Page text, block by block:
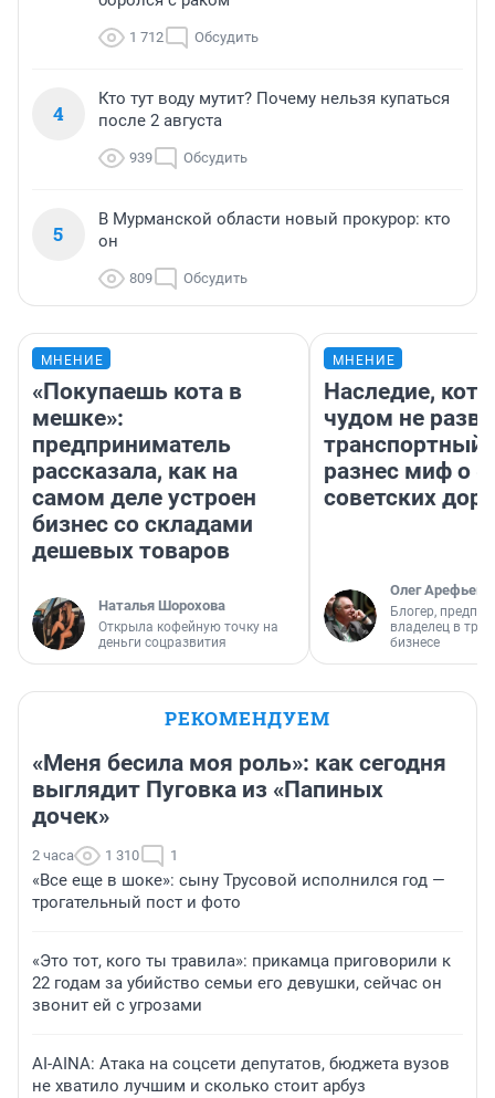
1 712 Обсудить
4
Кто тут воду мутит? Почему нельзя купаться
после 2 августа
939 Обсудить
5
В Мурманской области новый прокурор: кто
он
809 Обсудить
МНЕНИЕ
«Покупаешь кота в
мешке»:
предприниматель
рассказала, как на
самом деле устроен
бизнес со складами
дешевых товаров
Наталья Шорохова
Открыла кофейную точку на
деньги соцразвития
МНЕНИЕ
Наследие,
чудом не
транспортный
разнес миф о
советских
Олег Арефьев
Блогер,
владелец в
бизнесе
РЕКОМЕНДУЕМ
«Меня бесила моя роль»: как сегодня
выглядит Пуговка из «Папиных
дочек»
2 часа 1 310 1
«Все еще в шоке»: сыну Трусовой исполнился год —
трогательный пост и фото
«Это тот, кого ты травила»: прикамца приговорили к
22 годам за убийство семьи его девушки, сейчас он
звонит ей с угрозами
AI-AINA: Атака на соцсети депутатов, бюджета вузов
не хватило лучшим и сколько стоит арбуз